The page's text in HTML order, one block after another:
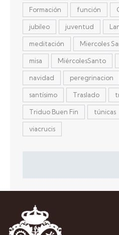
Formación función
jubileo juventud
meditación Miercoles
misa MiércolesSanto
navidad peregrinacion
santísimo Traslado
Triduo Buen Fin túnicas
viacrucis